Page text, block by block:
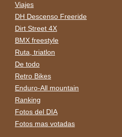
Viajes
DH Descenso Freeride
Dirt Street 4X
BMX freestyle
Ruta, triatlon
De todo
Retro Bikes
Enduro-All mountain
Ranking
Fotos del DIA
Fotos mas votadas